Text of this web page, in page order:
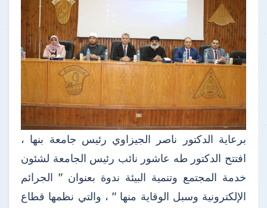
برعاية الدكتور ناصر الجيزاوي رئيس جامعة بنها ،
افتتح الدكتور طه عاشور نائب رئيس الجامعة لشئون
خدمة المجتمع وتنمية البيئة ندوة بعنوان " الجرائم
الإلكترونية وسبل الوقاية منها " ، والتي نظمها قطاع